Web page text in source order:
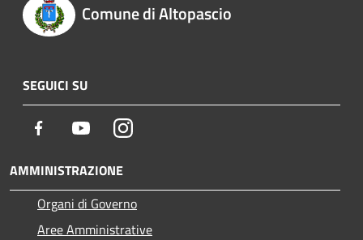
Comune di Altopascio
SEGUICI SU
Facebook YoutubeInstagram
AMMINISTRAZIONE
Organi di Governo
Aree Amministrative